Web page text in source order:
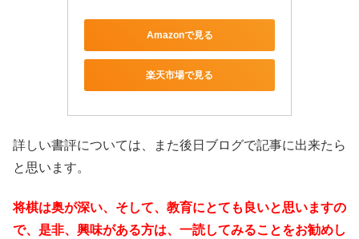
Amazonで見る
楽天市場で見る
詳しい書評については、また後日ブログで記事に出来たら
と思います。
将棋は奥が深い、そして、教育にとても良いと思いますの
で、是非、興味がある方は、一読してみることをお勧めし